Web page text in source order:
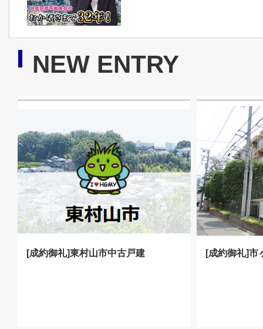
NEW ENTRY
[成約御礼]東村山市中古戸建 [成約御礼]市